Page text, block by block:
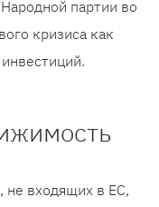
партии во
кризиса как
не входящих в ЕС,